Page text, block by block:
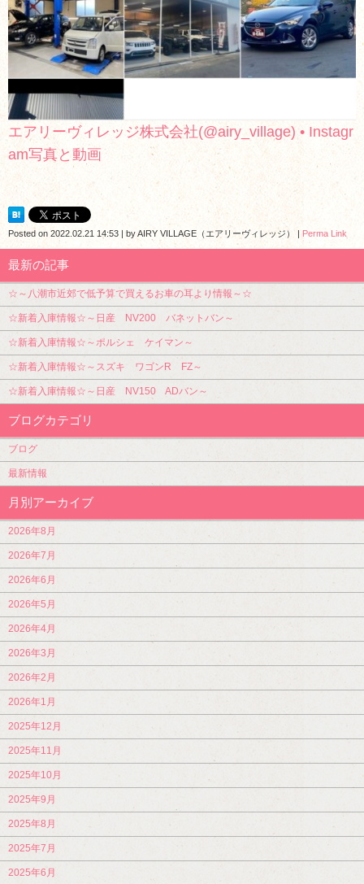
エアリーヴィレッジ株式会社(@airy_village) • Instagr
am写真と動画
Posted on 2022.02.21 14:53 | byAIRY VILLAGE（エアリーヴィレッジ） | Perma Link
最新の記事
☆～八潮市近郊で低予算で買えるお車の耳より情報～☆
☆新着入庫情報☆～日産 NV200 バネットバン～
☆新着入庫情報☆～ポルシェ ケイマン～
☆新着入庫情報☆～スズキ ワゴンR FZ～
☆新着入庫情報☆～日産 NV150 ADバン～
ブログカテゴリ
ブログ
最新情報
月別アーカイブ
2026年8月
2026年7月
2026年6月
2026年5月
2026年4月
2026年3月
2026年2月
2026年1月
2025年12月
2025年11月
2025年10月
2025年9月
2025年8月
2025年7月
2025年6月